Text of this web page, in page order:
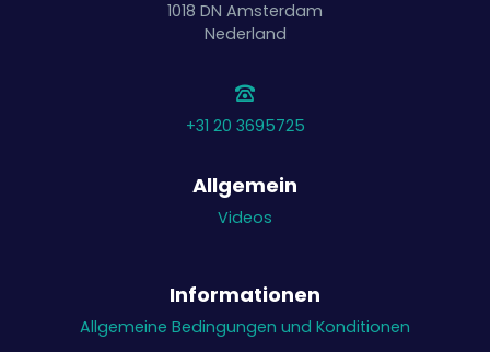
1018 DN Amsterdam
Nederland
+31 20 3695725
Allgemein
Videos
Informationen
Allgemeine Bedingungen und Konditionen